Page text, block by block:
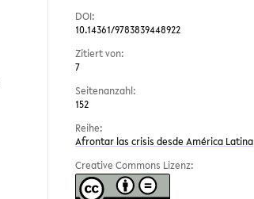
DOI:
10.14361/9783839448922
Zitiert von:
7
Seitenanzahl:
152
Reihe:
Afrontar las crisis desde América Latina
Creative Commons Lizenz: